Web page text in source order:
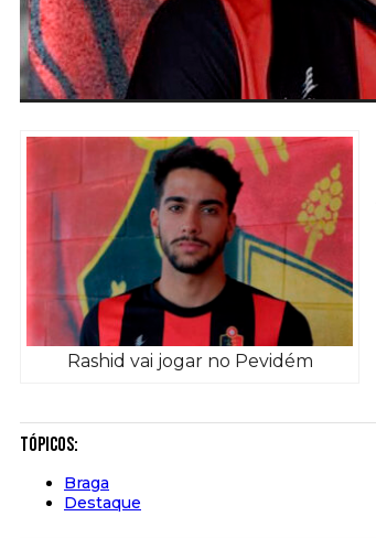
Rashid vai jogar no Pevidém
Tópicos:
Braga
Destaque